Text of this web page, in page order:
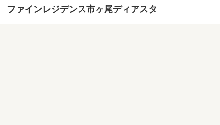
ファインレジデンス市ヶ尾ディアスタ